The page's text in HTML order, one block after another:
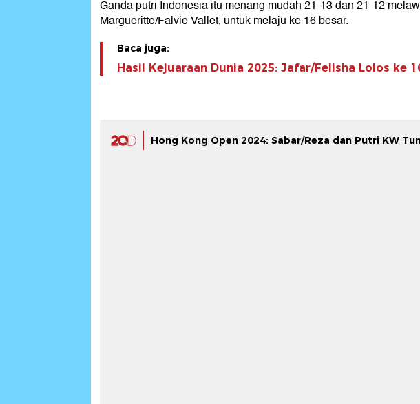
Ganda putri Indonesia itu menang mudah 21-13 dan 21-12
Margueritte/Falvie Vallet, untuk melaju ke 16 besar.
Baca juga:
Hasil Kejuaraan Dunia 2025: Jafar/Felisha Lolos ke
Hong Kong Open 2024: Sabar/Reza dan Putri KW